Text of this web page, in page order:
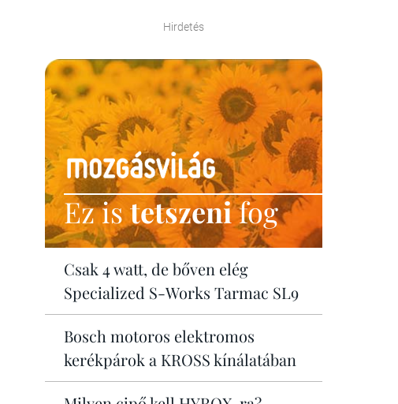
Hirdetés
Ez istetszenifog
Csak 4 watt, de bőven elég
Specialized S-Works Tarmac SL9
Bosch motoros elektromos
kerékpárok a KROSS kínálatában